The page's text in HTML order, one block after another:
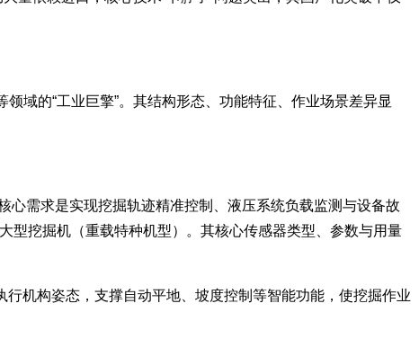
域的“工业巨擎”。其结构形态、功能特征、作业场景差异显
需求是实现挖掘轨迹精准控制、液压系统负载监测与设备故
型挖掘机（重载特种机型）。其核心传感器类型、参数与用量
机构姿态，支撑自动平地、坡度控制等智能功能，使挖掘作业